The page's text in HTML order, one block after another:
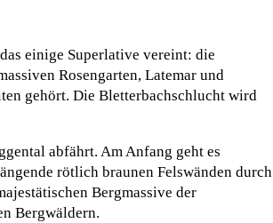
einige Superlative vereint: die
Rosengarten, Latemar und
gehört. Die Bletterbachschlucht wird
abfährt. Am Anfang geht es
rötlich braunen Felswänden durch
Bergmassive der
Bergwäldern.